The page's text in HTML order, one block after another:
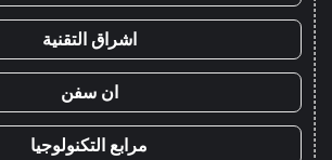
اشراق التقنية
ان سفن
مرابع التكنولوجيا